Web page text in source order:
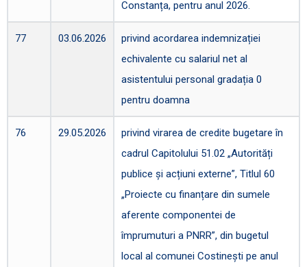
Constanța, pentru anul 2026.
77 03.06.2026
privind acordarea indemnizației
echivalente cu salariul net al
asistentului personal gradația 0
pentru doamna
76 29.05.2026
privind virarea de credite bugetare în
cadrul Capitolului 51.02 „Autorități
publice și acțiuni externe”, Titlul 60
„Proiecte cu finanțare din sumele
aferente componentei de
împrumuturi a PNRR”, din bugetul
local al comunei Costinești pe anul